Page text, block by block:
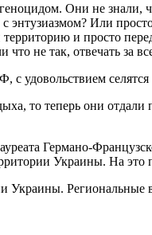
Они не знали,
Или
и просто
не так, отвечать за
удовольствием
то теперь они
Германо-
Украины. На
Украины.